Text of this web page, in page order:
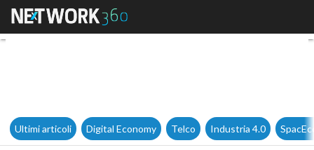
Internet su quattro ruote, ora
Ultimi articoli Digital Economy Telco Industria 4.0